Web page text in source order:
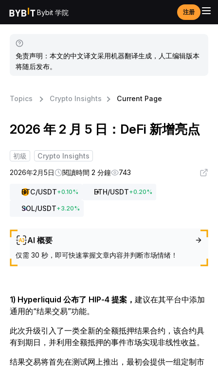
Bybit 学院 注册
免责声明：本文的中文译文采用机器翻译生成，人工编辑版本
将随后发布。
Topics Crypto Insights Current Page
2026 年 2 月 5 日：DeFi 新增亮点
初級
Crypto Insights
2026年2月5日
閱讀時間 2 分鐘 743
BTC/USDT+0.10% ETH/USDT+0.20%
SOL/USDT+3.20%
AI 概要
仅需 30 秒，即可快速掌握文章内容并判断市场情绪！
1) Hyperliquid 公布了 HIP-4 提案， 建议在其平台中添加
通用的“结果交易”功能。
此次升级引入了一类全新的全额抵押结果合约，该合约具
有到期日，并利用全额抵押的事件市场实现非线性收益。
结果交易将首先在测试网上推出，最初会提供一组定制市